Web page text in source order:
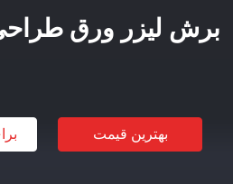
برش لیزر ورق
بهترین قیمت